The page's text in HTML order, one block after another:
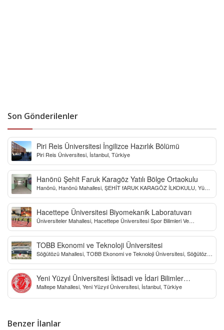
Son Gönderilenler
Piri Reis Üniversitesi İngilizce Hazırlık Bölümü
Piri Reis Üniversitesi, İstanbul, Türkiye
Hanönü Şehit Faruk Karagöz Yatılı Bölge Ortaokulu
Hanönü, Hanönü Mahallesi, ŞEHİT fARUK KARAGÖZ İLKOKULU, Yücel
Hacettepe Üniversitesi Biyomekanik Laboratuvarı
Üniversiteler Mahallesi, Hacettepe Üniversitesi Spor Bilimleri Ve
TOBB Ekonomi ve Teknoloji Üniversitesi
Söğütözü Mahallesi, TOBB Ekonomi ve Teknoloji Üniversitesi, Söğütözü
Yeni Yüzyıl Üniversitesi İktisadi ve İdari Bilimler
Fakültesi
Maltepe Mahallesi, Yeni Yüzyıl Üniversitesi, İstanbul, Türkiye
Benzer İlanlar